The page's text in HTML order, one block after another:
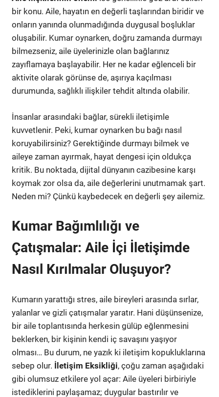
bir konu. Aile, hayatın en değerli taşlarından biridir ve
onların yanında olunmadığında duygusal boşluklar
oluşabilir. Kumar oynarken, doğru zamanda durmayı
bilmezseniz, aile üyelerinizle olan bağlarınız
zayıflamaya başlayabilir. Her ne kadar eğlenceli bir
aktivite olarak görünse de, aşırıya kaçılması
durumunda, sağlıklı ilişkiler tehdit altında olabilir.
İnsanlar arasındaki bağlar, sürekli iletişimle
kuvvetlenir. Peki, kumar oynarken bu bağı nasıl
koruyabilirsiniz? Gerektiğinde durmayı bilmek ve
aileye zaman ayırmak, hayat dengesi için oldukça
kritik. Bu noktada, dijital dünyanın cazibesine karşı
koymak zor olsa da, aile değerlerini unutmamak şart.
Neden mi? Çünkü kaybedecek en değerli şey ailemiz.
Kumar Bağımlılığı ve
Çatışmalar: Aile İçi İletişimde
Nasıl Kırılmalar Oluşuyor?
Kumarın yarattığı stres, aile bireyleri arasında sırlar,
yalanlar ve gizli çatışmalar yaratır. Hani düşünsenize,
bir aile toplantısında herkesin gülüp eğlenmesini
beklerken, bir kişinin kendi iç savaşını yaşıyor
olması… Bu durum, ne yazık ki iletişim kopukluklarına
sebep olur. İletişim Eksikliği, çoğu zaman aşağıdaki
gibi olumsuz etkilere yol açar: Aile üyeleri birbiriyle
istediklerini paylaşamaz; duygular bastırılır ve